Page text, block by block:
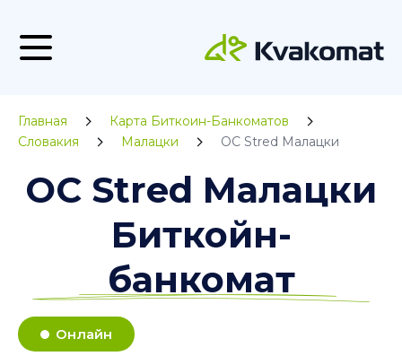
Главная
Карта Биткоин-Банкоматов
Словакия
Малацки OC Stred Малацки
OC Stred Малацки
Биткойн-
банкомат
Онлайн